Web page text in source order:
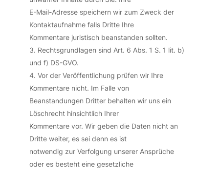
E-Mail-Adresse speichern wir zum Zweck der
Kontaktaufnahme falls Dritte Ihre
Kommentare juristisch beanstanden sollten.
Rechtsgrundlagen sind Art. 6 Abs. 1 S. 1 lit. b)
und f) DS-GVO.
Vor der Veröffentlichung prüfen wir Ihre
Kommentare nicht. Im Falle von
Beanstandungen Dritter behalten wir uns ein
Löschrecht hinsichtlich Ihrer
Kommentare vor. Wir geben die Daten nicht an
Dritte weiter, es sei denn es ist
notwendig zur Verfolgung unserer Ansprüche
oder es besteht eine gesetzliche